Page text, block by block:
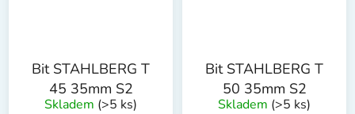
Bit STAHLBERG T
45 35mm S2
Skladem (>5 ks)
Bit STAHLBERG T
50 35mm S2
Skladem (>5 ks)